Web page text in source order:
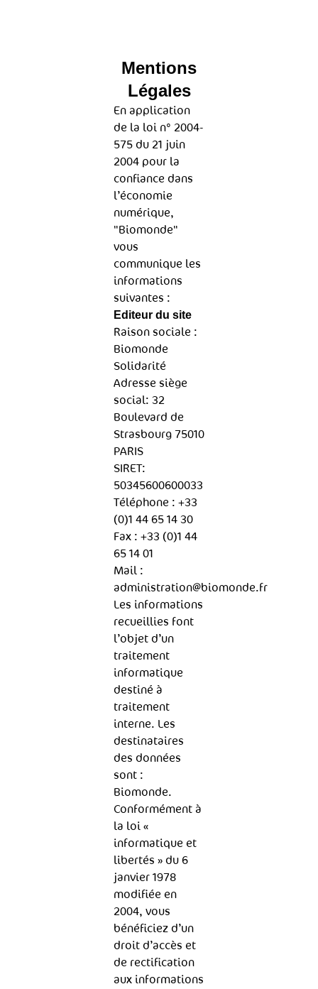
Mentions
Légales
En application
de la loi n° 2004-
575 du 21 juin
2004 pour la
confiance dans
l’économie
numérique,
"Biomonde"
vous
communique les
informations
suivantes :
Editeur du site
Raison sociale :
Biomonde
Solidarité
Adresse siège
social: 32
Boulevard de
Strasbourg 75010
PARIS
SIRET:
50345600600033
Téléphone : +33
(0)1 44 65 14 30
Fax : +33 (0)1 44
65 14 01
Mail :
administration@biomonde.fr
Les informations
recueillies font
l’objet d’un
traitement
informatique
destiné à
traitement
interne. Les
destinataires
des données
sont :
Biomonde.
Conformément à
la loi «
informatique et
libertés » du 6
janvier 1978
modifiée en
2004, vous
bénéficiez d’un
droit d’accès et
de rectification
aux informations